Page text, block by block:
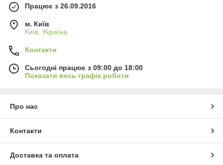
Працює з 26.09.2016
м. Київ
Київ, Україна
Контакти
Сьогодні працює з 09:00 до 18:00
Показати весь графік роботи
Про нас
Контакти
Доставка та оплата